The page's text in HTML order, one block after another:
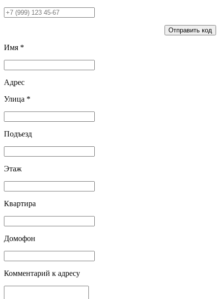
Отправить код
Имя *
Адрес
Улица *
Подъезд
Этаж
Квартира
Домофон
Комментарий к адресу